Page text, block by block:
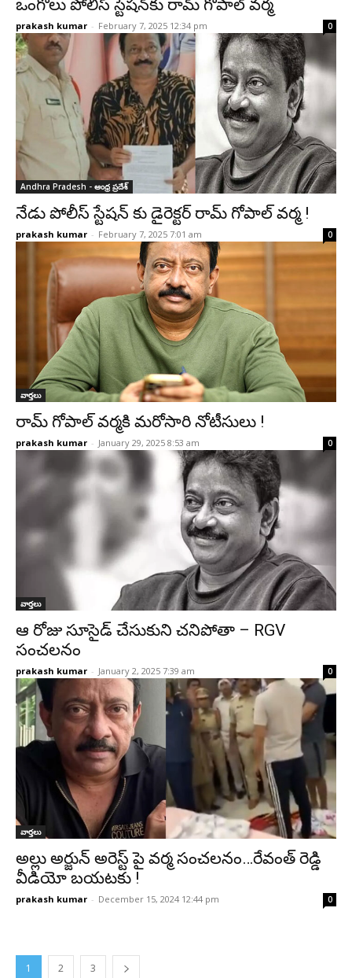
ఒంగోలు పోలీస్ స్టేషన్‌కు రామ్ గోపాల్ వర్మ
prakash kumar - February 7, 2025 12:34 pm 0
Andhra Pradesh - ఆంధ్ర ప్రదేశ్‌
నేడు పోలీస్‌ స్టేషన్‌ కు డైరెక్టర్ రామ్ గోపాల్ వర్మ !
prakash kumar - February 7, 2025 7:01 am 0
వార్తలు
రామ్ గోపాల్ వర్మకి మరోసారి నోటీసులు !
prakash kumar - January 29, 2025 8:53 am 0
వార్తలు
ఆ రోజు సూసైడ్ చేసుకుని చనిపోతా – RGV
సంచలనం
prakash kumar - January 2, 2025 7:39 am 0
వార్తలు
అల్లు అర్జున్‌ అరెస్ట్‌ పై వర్మ సంచలనం…రేవంత్‌ రెడ్డి
వీడియో బయటకు !
prakash kumar - December 15, 2024 12:44 pm 0
1 2 3